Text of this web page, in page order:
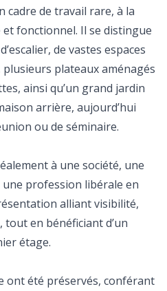
cadre de travail rare, à la
fonctionnel. Il se distingue
de vastes espaces
plateaux aménagés
ainsi qu’un grand jardin
arrière, aujourd’hui
ou de séminaire.
à une société, une
profession libérale en
alliant visibilité,
tout en bénéficiant d’un
étage.
ont été préservés, conférant